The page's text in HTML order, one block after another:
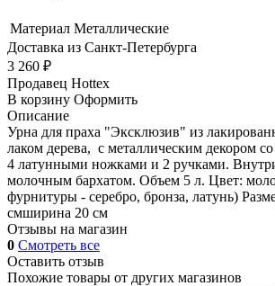
Материал Металлические
Доставка из Санкт-Петербурга
3 260 ₽
Продавец Hottex
В корзину Оформить
Описание
Урна для праха "Эксклюзив" из
лаком дерева, с металлическим декором со
4 латунными ножками и 2 ручками.
молочным бархатом. Объем 5 л. Цвет:
фурнитуры - серебро, бронза, латунь)
смширина 20 см
Отзывы на магазин
0 Смотреть все
Оставить отзыв
Похожие товары от других магазинов